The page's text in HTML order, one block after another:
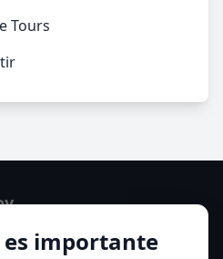
Tours
importante